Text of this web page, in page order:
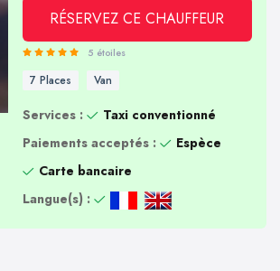
RÉSERVEZ CE CHAUFFEUR
5 étoiles
7 Places Van
Services :
Taxi conventionné
Paiements acceptés :
Espèce
Carte bancaire
Langue(s) :